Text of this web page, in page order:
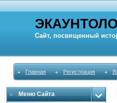
Сайт, посвященный
Главная Регистрация
Меню Сайта